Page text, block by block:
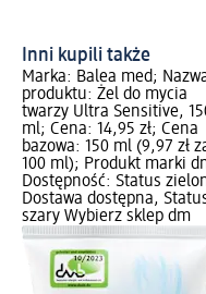
Inni kupili także
Marka: Balea med;
produktu: Żel do mycia
twarzy Ultra Sensitive,
ml; Cena: 14,95 zł; Cena
bazowa: 150 ml (9,97 zł
100 ml); Produkt marki
Dostępność: Status
Dostawa dostępna,
szary Wybierz sklep dm